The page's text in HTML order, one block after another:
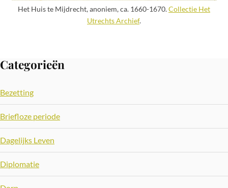
Het Huis te Mijdrecht, anoniem, ca. 1660-1670.Collectie Het
Utrechts Archief.
Categorieën
Bezetting
Briefloze periode
Dagelijks Leven
Diplomatie